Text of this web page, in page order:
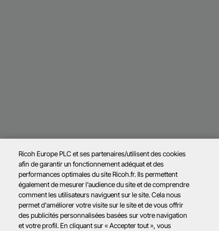
Ricoh Europe PLC et ses partenaires/utilisent des cookies
afin de garantir un fonctionnement adéquat et des
performances optimales du site Ricoh.fr. Ils permettent
également de mesurer l'audience du site et de comprendre
comment les utilisateurs naviguent sur le site. Cela nous
permet d'améliorer votre visite sur le site et de vous offrir
des publicités personnalisées basées sur votre navigation
et votre profil. En cliquant sur « Accepter tout », vous